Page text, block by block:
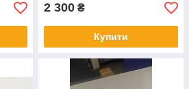
2 300 ₴
Купити